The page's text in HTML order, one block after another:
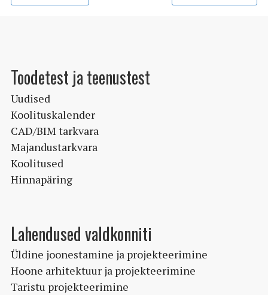
Toodetest ja teenustest
Uudised
Koolituskalender
CAD/BIM tarkvara
Majandustarkvara
Koolitused
Hinnapäring
Lahendused valdkonniti
Üldine joonestamine ja projekteerimine
Hoone arhitektuur ja projekteerimine
Taristu projekteerimine